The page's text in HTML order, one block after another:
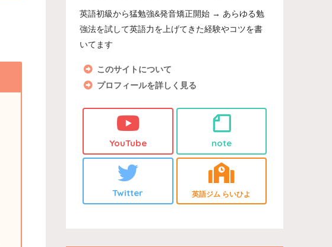
英語初級から猛勉強&発音矯正開始 → あらゆる勉
強法を試して英語力を上げてきた経験やコツを書
いてます
このサイトについて
プロフィールを詳しく見る
YouTube note
Twitter 英語ジム らいひよ